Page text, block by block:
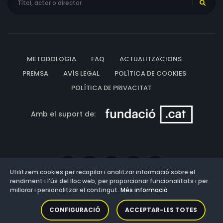
METODOLOGIA FAQ
ACTUALITZACIONS
PREMSA
AVÍS LEGAL
POLÍTICA DE COOKIES
POLÍTICA DE PRIVACITAT
Amb el suport de:
Versió: 3.13.0.202607011342
Utilitzem cookies per recopilar i analitzar informació sobre el
rendiment i l’ús del lloc web, per proporcionar funcionalitats i per
millorar i personalitzar el contingut. Més informació
CONFIGURACIÓ ACCEPTAR-LES TOTES